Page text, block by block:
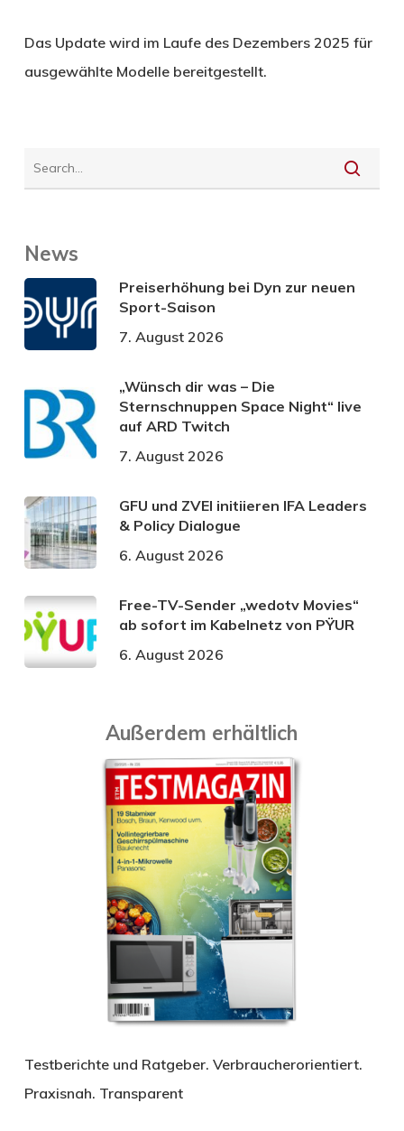
Das Update wird im Laufe des Dezembers 2025 für
ausgewählte Modelle bereitgestellt.
News
Preiserhöhung bei Dyn zur neuen
Sport-Saison
7. August 2026
„Wünsch dir was – Die
Sternschnuppen Space Night“ live
auf ARD Twitch
7. August 2026
GFU und ZVEI initiieren IFA Leaders
& Policy Dialogue
6. August 2026
Free-TV-Sender „wedotv Movies“
ab sofort im Kabelnetz von PŸUR
6. August 2026
Außerdem erhältlich
Testberichte und Ratgeber. Verbraucherorientiert.
Praxisnah. Transparent